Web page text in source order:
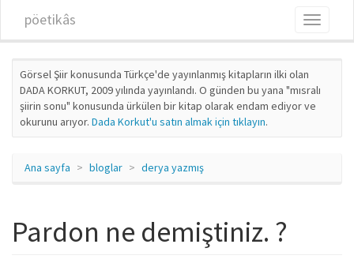
pöetikâs
Toggle
Görsel Şiir konusunda Türkçe'de yayınlanmış kitapların ilki olan
DADA KORKUT, 2009 yılında yayınlandı. O günden bu yana "mısralı
şiirin sonu" konusunda ürkülen bir kitap olarak endam ediyor ve
okurunu arıyor. Dada Korkut'u satın almak için tıklayın.
Ana sayfa bloglar derya yazmış
Pardon ne demiştiniz. ?